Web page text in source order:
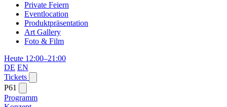
Private Feiern
Eventlocation
Produktpräsentation
Art Gallery
Foto & Film
Heute 12:00–21:00
DE EN
Tickets
P61
Programm